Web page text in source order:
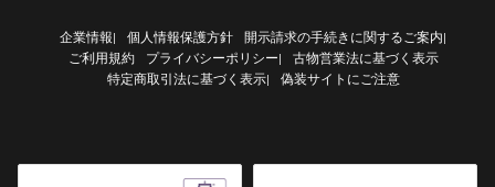
企業情報| 個人情報保護方針 開示請求の手続きに関するご案内|
ご利用規約 プライバシーポリシー|
古物営業法に基づく表示
特定商取引法に基づく表示| 偽装サイトにご注意